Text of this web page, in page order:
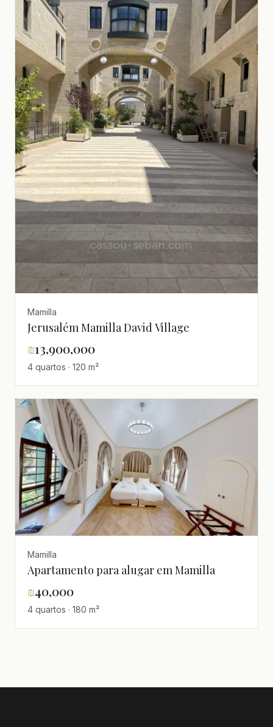
Mamilla
Jerusalém Mamilla David Village
₪13,900,000
4 quartos · 120 m²
Mamilla
Apartamento para alugar em Mamilla
₪40,000
4 quartos · 180 m²